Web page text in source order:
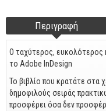
Γενικά
Γενικά Θέματα
Business
Προσωπική Βελτίωση
Footer tabs
Περιγραφή
Ο ταχύτερος, ευκολότερος
το Adobe InDesign
Το βιβλίο που κρατάτε στα
δημοφιλούς σειράς
προσφέρει όσα δεν